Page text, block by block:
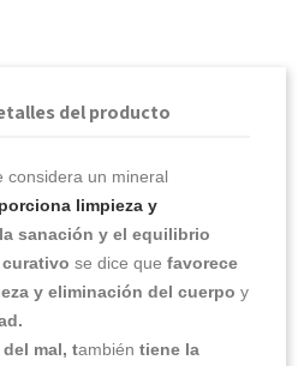
del producto
considera un mineral
limpieza y
sanación y el equilibrio
se dice que favorece
y eliminación del cuerpo y
mal, también tiene la